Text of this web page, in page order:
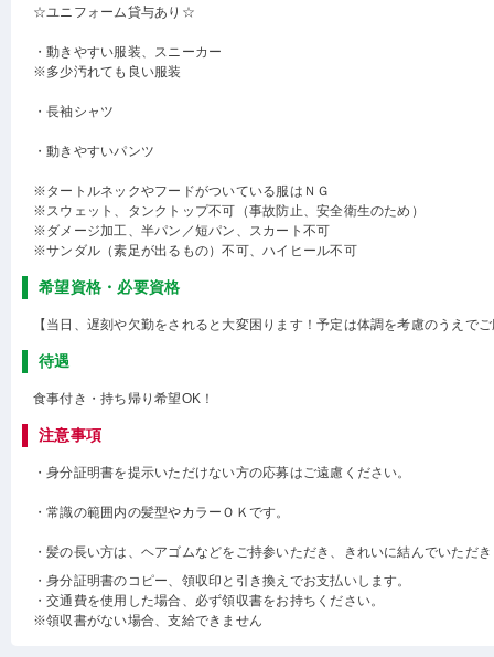
☆ユニフォーム貸与あり☆
・動きやすい服装、スニーカー
※多少汚れても良い服装
・長袖シャツ
・動きやすいパンツ
※タートルネックやフードがついている服はＮＧ
※スウェット、タンクトップ不可（事故防止、安全衛生のため）
※ダメージ加工、半パン／短パン、スカート不可
※サンダル（素足が出るもの）不可、ハイヒール不可
希望資格・必要資格
【当日、遅刻や欠勤をされると大変困ります！予定は体調を考慮のうえで
待遇
食事付き・持ち帰り希望OK！
注意事項
・身分証明書を提示いただけない方の応募はご遠慮ください。
・常識の範囲内の髪型やカラーＯＫです。
・髪の長い方は、ヘアゴムなどをご持参いただき、きれいに結んでいただ
・身分証明書のコピー、領収印と引き換えでお支払いします。
・交通費を使用した場合、必ず領収書をお持ちください。
※領収書がない場合、支給できません